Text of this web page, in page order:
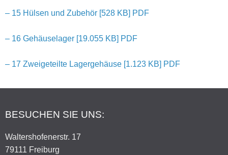
– 15 Hülsen und Zubehör [528 KB] PDF
– 16 Gehäuselager [19.055 KB] PDF
– 17 Zweigeteilte Lagergehäuse [1.123 KB] PDF
BESUCHEN SIE UNS:
Waltershofenerstr. 17
79111 Freiburg